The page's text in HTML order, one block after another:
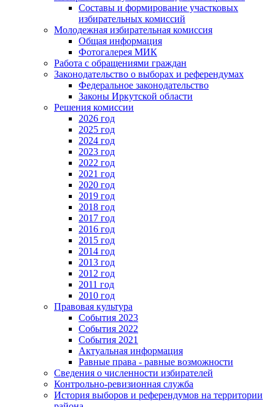
Составы и формирование участковых
избирательных комиссий
Молодежная избирательная комиссия
Общая информация
Фотогалерея МИК
Работа с обращениями граждан
Законодательство о выборах и референдумах
Федеральное законодательство
Законы Иркутской области
Решения комиссии
2026 год
2025 год
2024 год
2023 год
2022 год
2021 год
2020 год
2019 год
2018 год
2017 год
2016 год
2015 год
2014 год
2013 год
2012 год
2011 год
2010 год
Правовая культура
События 2023
События 2022
События 2021
Актуальная информация
Равные права - равные возможности
Сведения о численности избирателей
Контрольно-ревизионная служба
История выборов и референдумов на территории